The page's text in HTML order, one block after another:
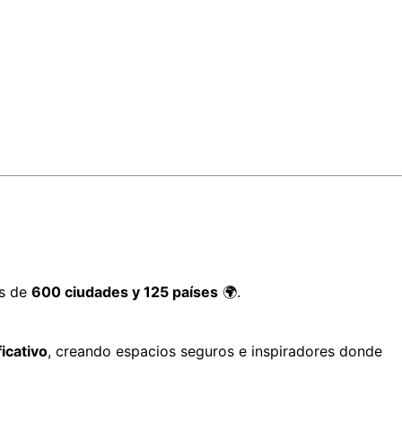
de 600 ciudades y 125 países 🌍.
, creando espacios seguros e inspiradores donde